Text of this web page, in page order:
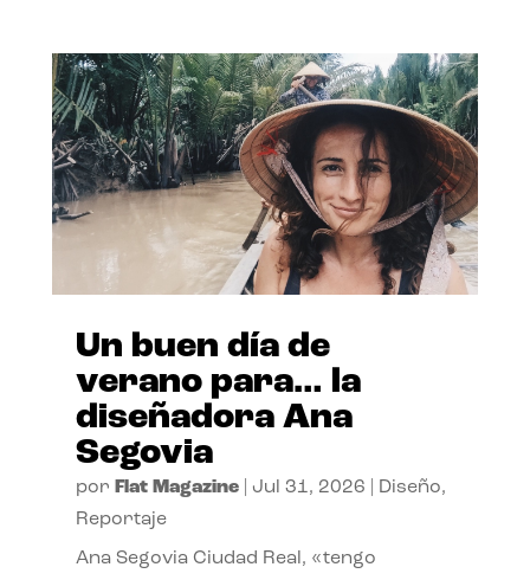
Un buen día de
verano para… la
diseñadora Ana
Segovia
por Flat Magazine| Jul 31, 2026 Diseño,
Reportaje
Ana Segovia Ciudad Real, «tengo